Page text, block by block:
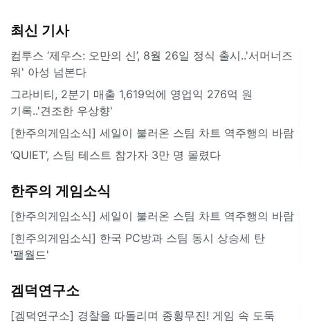
최신 기사
컴투스 ‘제우스: 오만의 신’, 8월 26일 정식 출시..'서머너즈
워' 아성 넘본다
그라비티, 2분기 매출 1,619억에 영업익 276억 원
기록..'견조한 우상향'
[한주의게임소식] 세일이 불러온 스팀 차트 역주행의 바람
‘QUIET’, 스팀 테스트 참가자 3만 명 몰렸다
한주의 게임소식
[한주의게임소식] 세일이 불러온 스팀 차트 역주행의 바람
[힌주의게임소식] 한국 PC방과 스팀 동시 상승세 탄
'팰월드'
겜덕연구소
[겜덕연구소] 경찰을 따돌리며 종횡무진! 게임 속 도둑